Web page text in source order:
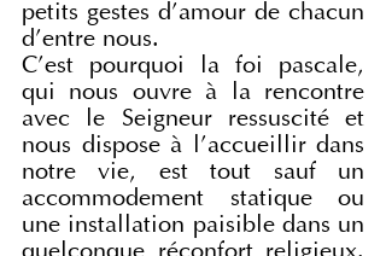
petits gestes d’amour de chacun
d’entre nous.
C’est pourquoi la foi pascale,
qui nous ouvre à la rencontre
avec le Seigneur ressuscité et
nous dispose à l’accueillir dans
notre vie, est tout sauf un
accommodement statique ou
une installation paisible dans un